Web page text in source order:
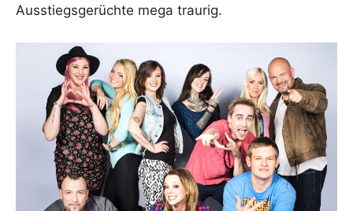
Ausstiegsgerüchte mega traurig.